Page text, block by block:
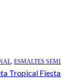
, ESMALTES
Tropical